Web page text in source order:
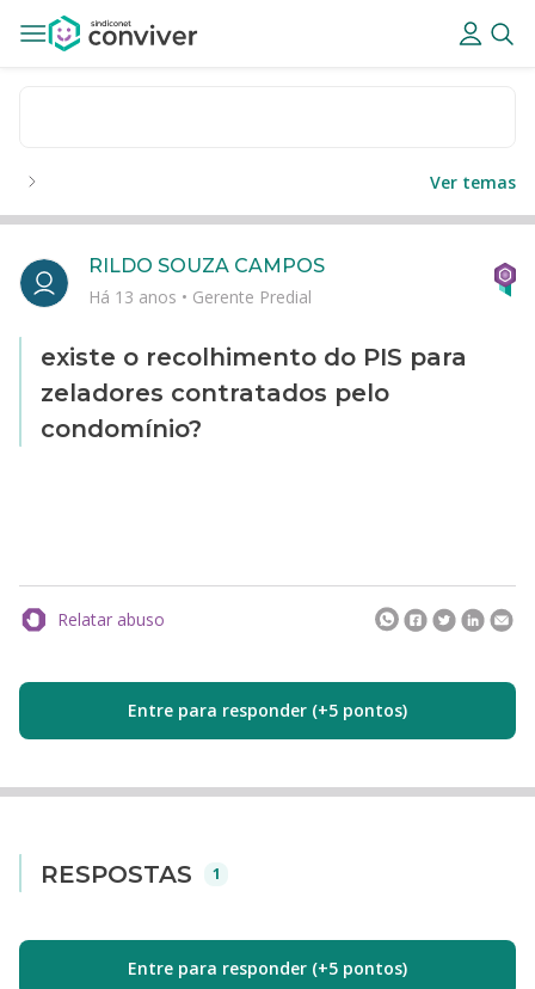
Ver temas
existe o recolhimento do PIS para
zeladores contratados pelo
condomínio?
RILDO SOUZA CAMPOS
Há 13 anos • Gerente Predial
Relatar abuso
Entre para responder (+5 pontos)
RESPOSTAS 1
Entre para responder (+5 pontos)